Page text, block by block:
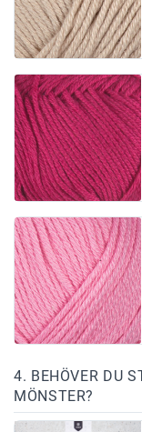
4. BEHÖVER DU
MÖNSTER?